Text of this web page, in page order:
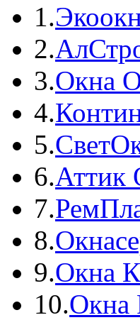
1.
2.
3.Окна
4.
5.
6.Аттик
7.
8.
9.Окна
10.Окна